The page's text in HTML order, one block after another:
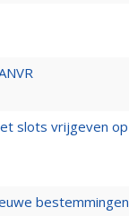
slots vrijgeven op
bestemmingen